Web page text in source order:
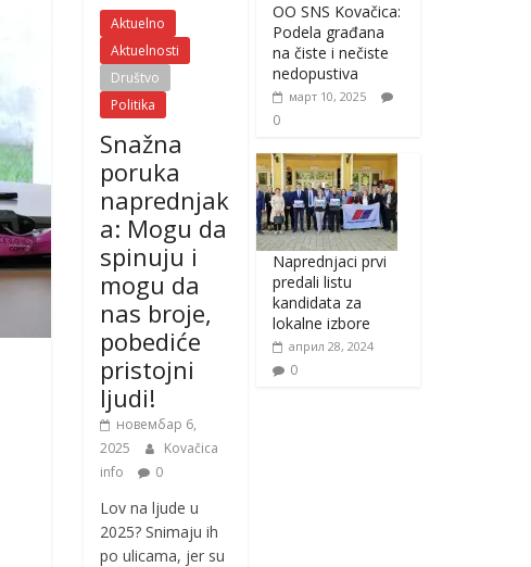
Aktuelno
Aktuelnosti
Društvo
Politika
Snažna
poruka
naprednjak
a: Mogu da
spinuju i
mogu da
nas broje,
pobediće
pristojni
ljudi!
новембар 6,
2025
Kovačica
info
0
Lov na ljude u
2025? Snimaju ih
po ulicama, jer su
OO SNS Kovačica:
Podela građana
na čiste i nečiste
nedopustiva
март 10, 2025
0
Naprednjaci prvi
predali listu
kandidata za
lokalne izbore
април 28, 2024
0